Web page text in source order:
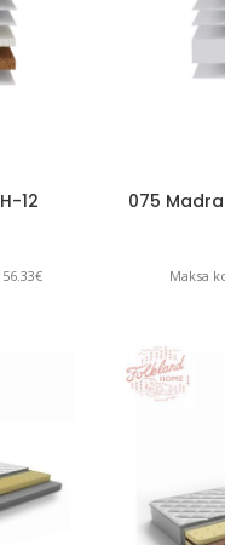
12 075
Maksa